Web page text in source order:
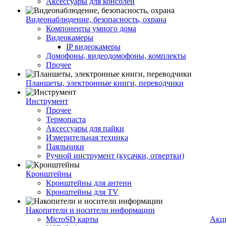
Видеонаблюдение, безопасность, охрана
Компоненты умного дома
Видеокамеры
IP видеокамеры
Домофоны, видеодомофоны, комплекты
Прочее
Планшеты, электронные книги, переводчики
Инструмент
Прочее
Термопаста
Аксессуары для пайки
Измерительная техника
Паяльники
Ручной инструмент (кусачки, отвертки)
Кронштейны
Кронштейны для антенн
Кронштейны для TV
Накопители и носители информации
MicroSD карты